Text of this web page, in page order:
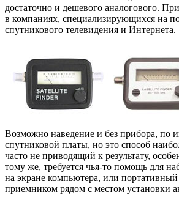
достаточно и дешевого аналогового.
в компаниях, специализирующихся на
спутникового телевидения и Интернета.
Возможно наведение и без прибора, по
спутниковой платы, но это способ
часто не приводящий к результату,
тому же, требуется чья-то помощь для
на экране компьютера, или
приемником рядом с местом установки